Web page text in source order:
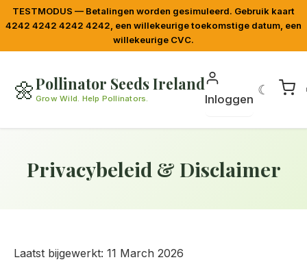
TESTMODUS — Betalingen worden gesimuleerd. Gebruik kaart
4242 4242 4242 4242, een willekeurige toekomstige datum, een
willekeurige CVC.
🌼Pollinator Seeds Ireland
Grow Wild. Help Pollinators. Inloggen
☾
Privacybeleid & Disclaimer
Laatst bijgewerkt: 11 March 2026